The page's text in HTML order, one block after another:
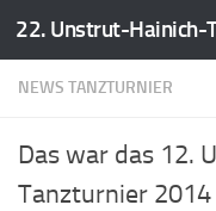
Zum Inhalt springen
22. Unstrut-Hainich-
NEWS TANZTURNIER
Das war das 12.
Tanzturnier